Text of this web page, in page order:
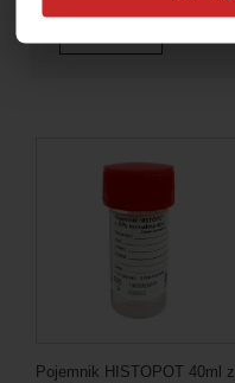
Pojemnik HISTOPOT 40ml z